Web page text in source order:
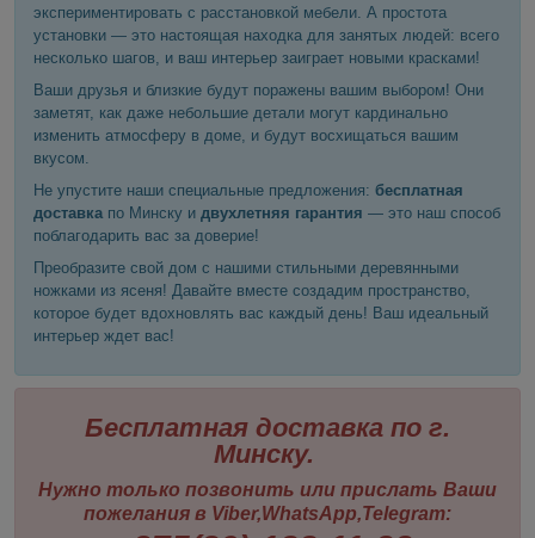
экспериментировать с расстановкой мебели. А простота
установки — это настоящая находка для занятых людей: всего
несколько шагов, и ваш интерьер заиграет новыми красками!
Ваши друзья и близкие будут поражены вашим выбором! Они
заметят, как даже небольшие детали могут кардинально
изменить атмосферу в доме, и будут восхищаться вашим
вкусом.
Не упустите наши специальные предложения: бесплатная
доставка по Минску и двухлетняя гарантия — это наш способ
поблагодарить вас за доверие!
Преобразите свой дом с нашими стильными деревянными
ножками из ясеня! Давайте вместе создадим пространство,
которое будет вдохновлять вас каждый день! Ваш идеальный
интерьер ждет вас!
Бесплатная доставка по г.
Минску.
Нужно только позвонить или прислать Ваши
пожелания в Viber,WhatsApp,Telegram: